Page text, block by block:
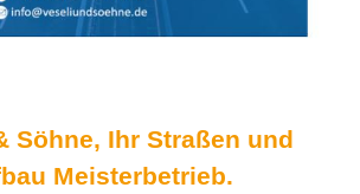
Söhne, Ihr Straßen und
Meisterbetrieb.